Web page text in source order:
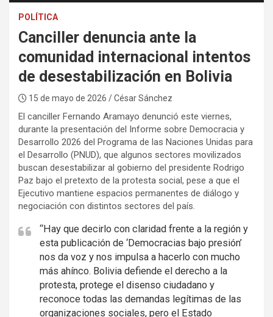
POLÍTICA
Canciller denuncia ante la
comunidad internacional intentos
de desestabilización en Bolivia
15 de mayo de 2026 / César Sánchez
El canciller Fernando Aramayo denunció este viernes,
durante la presentación del Informe sobre Democracia y
Desarrollo 2026 del Programa de las Naciones Unidas para
el Desarrollo (PNUD), que algunos sectores movilizados
buscan desestabilizar al gobierno del presidente Rodrigo
Paz bajo el pretexto de la protesta social, pese a que el
Ejecutivo mantiene espacios permanentes de diálogo y
negociación con distintos sectores del país.
“Hay que decirlo con claridad frente a la región y
esta publicación de ‘Democracias bajo presión’
nos da voz y nos impulsa a hacerlo con mucho
más ahínco. Bolivia defiende el derecho a la
protesta, protege el disenso ciudadano y
reconoce todas las demandas legítimas de las
organizaciones sociales, pero el Estado